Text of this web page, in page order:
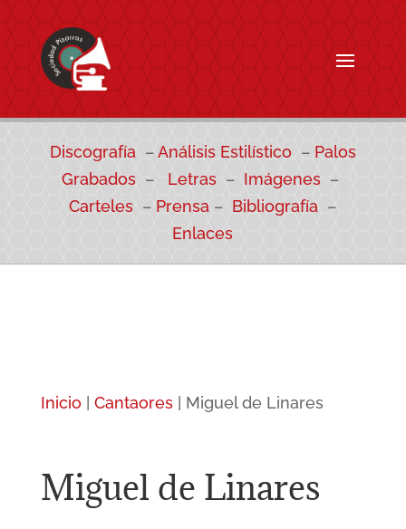
Discografía –Análisis Estilístico – Palos
Grabados – Letras – Imágenes –
Carteles – Prensa – Bibliografía –
Enlaces
Inicio Cantaores| Miguel de Linares
Miguel de Linares